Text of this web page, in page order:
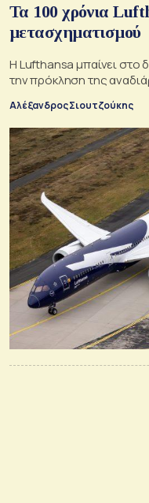
Τα 100 χρόνια
μετασχηματισμού
Η Lufthansa μπαίνει στο
την πρόκληση της
Αλέξανδρος Σιουτζούκης